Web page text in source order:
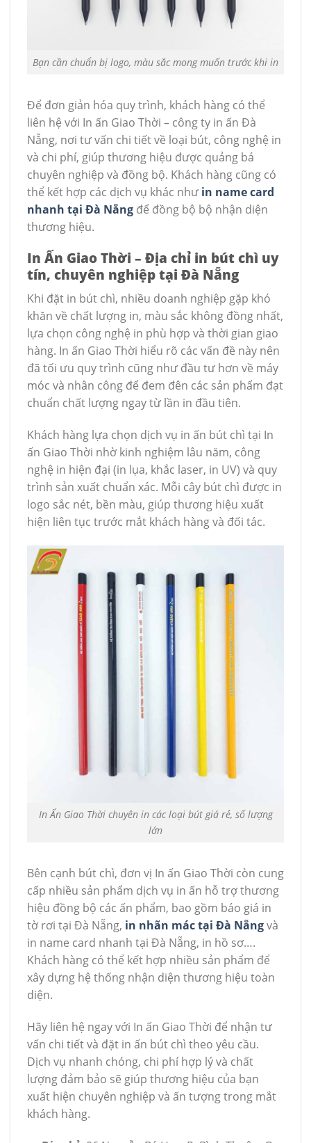
Bạn cần chuẩn bị logo, màu sắc mong muốn trước khi in
Để đơn giản hóa quy trình, khách hàng có thể
liên hệ với In ấn Giao Thời – công ty in ấn Đà
Nẵng, nơi tư vấn chi tiết về loại bút, công nghệ in
và chi phí, giúp thương hiệu được quảng bá
chuyên nghiệp và đồng bộ. Khách hàng cũng có
thể kết hợp các dịch vụ khác như in name card
nhanh tại Đà Nẵng để đồng bộ bộ nhận diện
thương hiệu.
In Ấn Giao Thời – Địa chỉ in bút chì uy
tín, chuyên nghiệp tại Đà Nẵng
Khi đặt in bút chì, nhiều doanh nghiệp gặp khó
khăn về chất lượng in, màu sắc không đồng nhất,
lựa chọn công nghệ in phù hợp và thời gian giao
hàng. In ấn Giao Thời hiểu rõ các vấn đề này nên
đã tối ưu quy trình cũng như đầu tư hơn về máy
móc và nhân công để đem đên các sản phẩm đạt
chuẩn chất lượng ngay từ lần in đầu tiên.
Khách hàng lựa chọn dịch vụ in ấn bút chì tại In
ấn Giao Thời nhờ kinh nghiệm lâu năm, công
nghệ in hiện đại (in lụa, khắc laser, in UV) và quy
trình sản xuất chuẩn xác. Mỗi cây bút chì được in
logo sắc nét, bền màu, giúp thương hiệu xuất
hiện liên tục trước mắt khách hàng và đối tác.
In Ấn Giao Thời chuyên in các loại bút giá rẻ, số lượng
lớn
Bên cạnh bút chì, đơn vị In ấn Giao Thời còn cung
cấp nhiều sản phẩm dịch vụ in ấn hỗ trợ thương
hiệu đồng bộ các ấn phẩm, bao gồm báo giá in
tờ rơi tại Đà Nẵng, in nhãn mác tại Đà Nẵngvà
in name card nhanh tại Đà Nẵng, in hồ sơ….
Khách hàng có thể kết hợp nhiều sản phẩm để
xây dựng hệ thống nhận diện thương hiệu toàn
diện.
Hãy liên hệ ngay với In ấn Giao Thời để nhận tư
vấn chi tiết và đặt in ấn bút chì theo yêu cầu.
Dịch vụ nhanh chóng, chi phí hợp lý và chất
lượng đảm bảo sẽ giúp thương hiệu của bạn
xuất hiện chuyên nghiệp và ấn tượng trong mắt
khách hàng.